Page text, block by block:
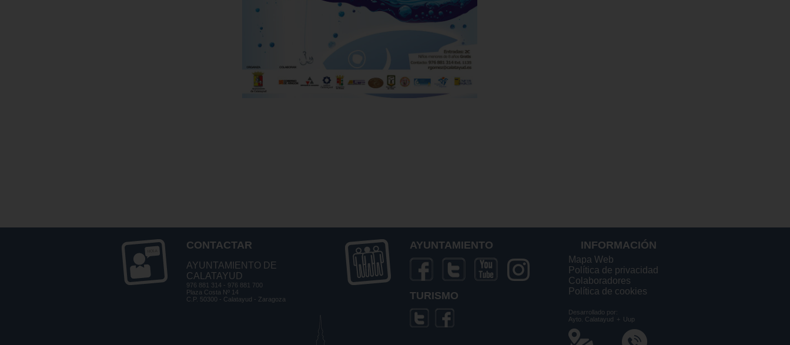
CONTACTAR
AYUNTAMIENTO DE
CALATAYUD
976 881 314 - 976 881 700
Plaza Costa Nº 14
C.P. 50300 - Calatayud - Zaragoza
AYUNTAMIENTO
TURISMO
INFORMACIÓN
Mapa Web
Política de privacidad
Colaboradores
Política de cookies
Desarrollado por:
Ayto. Calatayud + Uup